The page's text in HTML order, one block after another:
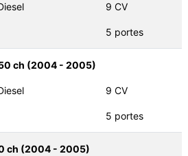
9 CV
5 portes
ch (2004 - 2005)
9 CV
5 portes
ch (2004 - 2005)